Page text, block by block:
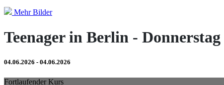
Mehr Bilder
Teenager in Berlin -
04.06.2026 - 04.06.2026
Fortlaufender Kurs